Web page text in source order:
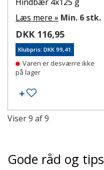
Læs mere » Min. 6 stk.
DKK 116,95
Klubpris: DKK 99,41
Varen er desværre ikke
på lager
Tilføj til ønskeseddel
Viser9 af9
Gode råd og tips